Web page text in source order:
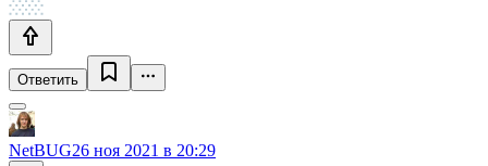
Ответить
NetBUG26 ноя 2021 в 20:29